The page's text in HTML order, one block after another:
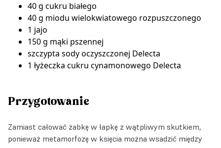
40 g cukru białego
40 g miodu wielokwiatowego rozpuszczonego
1 jajo
150 g mąki pszennej
szczypta sody oczyszczonej Delecta
1 łyżeczka cukru cynamonowego Delecta
Przygotowanie
Zamiast całować żabkę w łapkę z wątpliwym skutkiem,
ponieważ metamorfozę w księcia można wsadzić między